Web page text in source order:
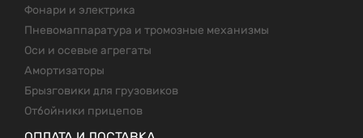
Фонари и электрика
Пневомаппаратура и тромозные механизмы
Оси и осевые агрегаты
Амортизаторы
Брызговики для грузовиков
Отбойники прицепов